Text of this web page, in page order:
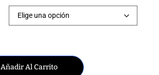
Añadir Al Carrito